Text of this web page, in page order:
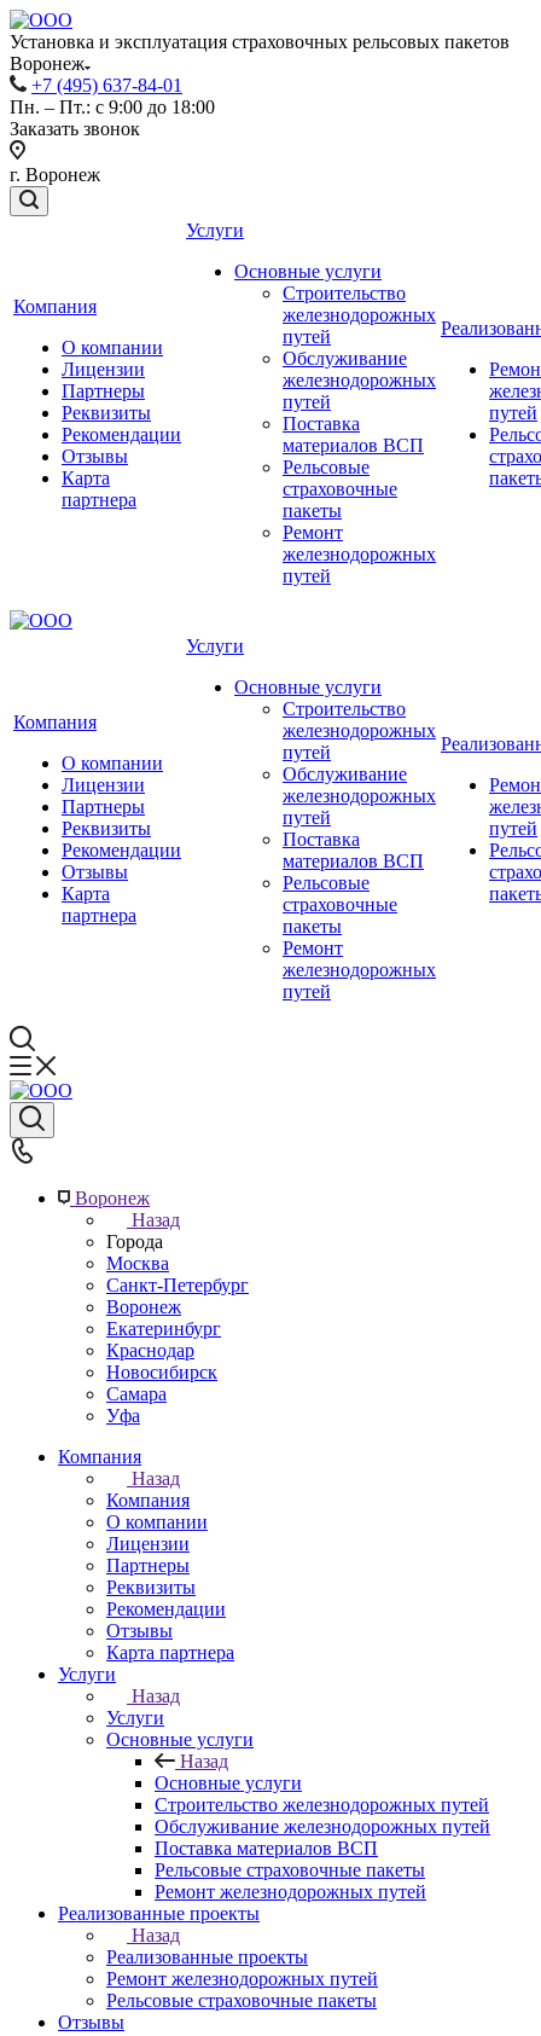
Установка и эксплуатация страховочных рельсовых пакетов
Воронеж
+7 (495) 637-84-01
Пн. – Пт.: с 9:00 до 18:00
Заказать звонок
г. Воронеж
Компания
О компании
Лицензии
Партнеры
Реквизиты
Рекомендации
Отзывы
Карта
партнера
Услуги
Основные услуги
Строительство
железнодорожных
путей
Обслуживание
железнодорожных
путей
Поставка
материалов ВСП
Рельсовые
страховочные
пакеты
Ремонт
железнодорожных
путей
путей
Компания
О компании
Лицензии
Партнеры
Реквизиты
Рекомендации
Отзывы
Карта
партнера
Услуги
Основные услуги
Строительство
железнодорожных
путей
Обслуживание
железнодорожных
путей
Поставка
материалов ВСП
Рельсовые
страховочные
пакеты
Ремонт
железнодорожных
путей
путей
Воронеж
Назад
Города
Москва
Санкт-Петербург
Воронеж
Екатеринбург
Краснодар
Новосибирск
Самара
Уфа
Компания
Назад
Компания
О компании
Лицензии
Партнеры
Реквизиты
Рекомендации
Отзывы
Карта партнера
Услуги
Назад
Услуги
Основные услуги
Назад
Основные услуги
Строительство железнодорожных путей
Обслуживание железнодорожных путей
Поставка материалов ВСП
Рельсовые страховочные пакеты
Ремонт железнодорожных путей
Реализованные проекты
Назад
Реализованные проекты
Ремонт железнодорожных путей
Рельсовые страховочные пакеты
Отзывы